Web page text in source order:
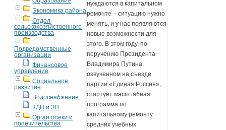
Экономика района
Отдел
сельскохозяйственного
производства
Подведомственные
организации
Финансовое
управление
Социальное
развитие
Водоснабжение
КДН и ЗП
Орган опеки и
попечительства
нуждаются в капитальном
ремонте – ситуацию нужно
менять, и у нас появляются
новые возможности для
этого. В этом году, по
поручению Президента
Владимира Путина,
озвученном на съезде
партии «Единая Россия»,
стартует масштабная
программа по
капитальному ремонту
средних учебных